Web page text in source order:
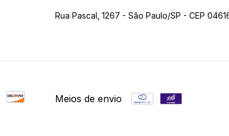
Rua Pascal, 1267 - São Paulo/SP - CEP
Meios de envio